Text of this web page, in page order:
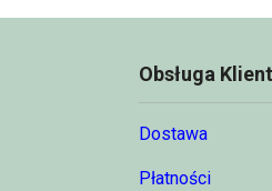
Obsługa
Dostawa
Płatności